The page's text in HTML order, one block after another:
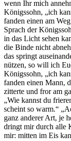
wenn Ihr mich
Königssohn, „ich
fanden einen am
Sprach der
in das Licht sehen
die Binde nicht
das springt
nützen, so will ich
Königssohn, „ich
fanden einen Mann,
zitterte und fror am
„Wie kannst du
scheint so warm.“
ganz anderer Art, je
dringt mir durch alle
mir: mitten im Eis